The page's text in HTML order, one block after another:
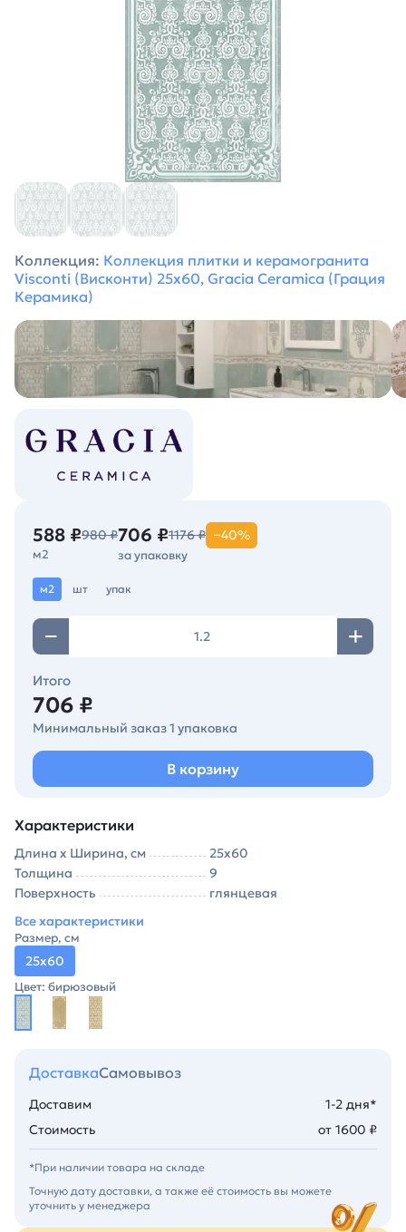
Коллекция: Коллекция плитки и керамогранита
Visconti (Висконти) 25х60, Gracia Ceramica (Грация
Керамика)
588 ₽980 ₽
м2
706 ₽1176 ₽ −40%
за упаковку
м2 шт упак
Итого
706 ₽
Минимальный заказ 1 упаковка
В корзину
Характеристики
Длина х Ширина, см
25х60
Толщина
9
Поверхность
глянцевая
Все характеристики
Размер, см
25х60
Цвет: бирюзовый
ДоставкаСамовывоз
Доставим
1-2 дня*
Стоимость
от 1600 ₽
*При наличии товара на складе
Точную дату доставки, а также её стоимость вы можете
уточнить у менеджера